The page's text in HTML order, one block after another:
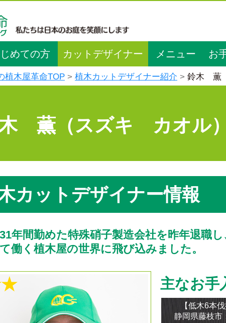
めての方 カットデザイナー メニュー お
植木屋革命TOP 植木カットデザイナー紹介 鈴木 薫
薫（スズキ カオル）
カットデザイナー情報
31年間勤めた特殊硝子製造会社を昨年退職
て働く植木屋の世界に飛び込みました。
主なお手
【低木6本伐
静岡県藤枝市